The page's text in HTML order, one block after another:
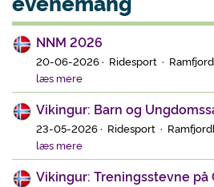
NNM 2026
20-06-2026 · Ridesport ·
læs mere
Vikingur: Barn og
23-05-2026 · Ridesport ·
læs mere
Vikingur: Treningsstevne på